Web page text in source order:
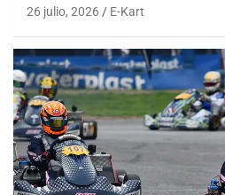
26 julio, 2026 E-Kart